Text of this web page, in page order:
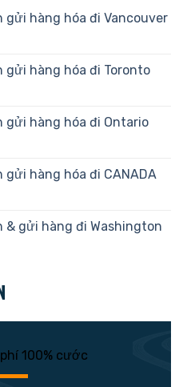
gửi hàng hóa đi Vancouver
gửi hàng hóa đi Toronto
gửi hàng hóa đi Ontario
gửi hàng hóa đi CANADA
& gửi hàng đi Washington
100% cước